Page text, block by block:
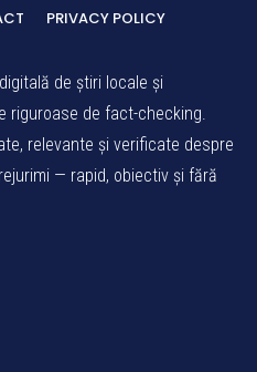
PRIVACY POLICY
de știri locale și
riguroase de fact-checking.
relevante și verificate despre
— rapid, obiectiv și fără